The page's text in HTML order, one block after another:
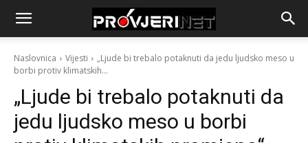
Naslovnica Vijesti
„Ljude bi trebalo potaknuti da jedu ljudsko meso u
borbi protiv klimatskih...
„Ljude bi trebalo potaknuti da
jedu ljudsko meso u borbi